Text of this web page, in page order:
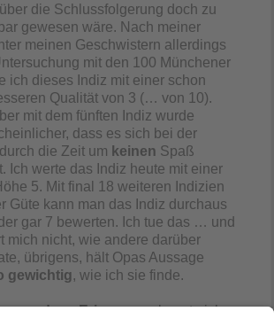
die Schlussfolgerung doch zu
gewesen wäre. Nach meiner
meinen Geschwistern allerdings
mit den 100 Münchener
ich dieses Indiz mit einer schon
Qualität von 3 (… von 10).
mit dem fünften Indiz wurde
dass es sich bei der
die Zeit um keinen Spaß
Ich werte das Indiz heute mit einer
5. Mit final 18 weiteren Indizien
Güte kann man das Indiz durchaus
gar 7 bewerten. Ich tue das … und
mich nicht, wie andere darüber
übrigens, hält Opas Aussage
gewichtig, wie ich sie finde.
zur Erinnerungkonnte ich